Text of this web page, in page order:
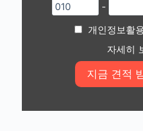
-
개인정보활
자세히